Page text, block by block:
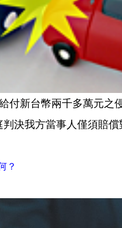
付新台幣兩千多萬元之
決我方當事人僅須賠償
？